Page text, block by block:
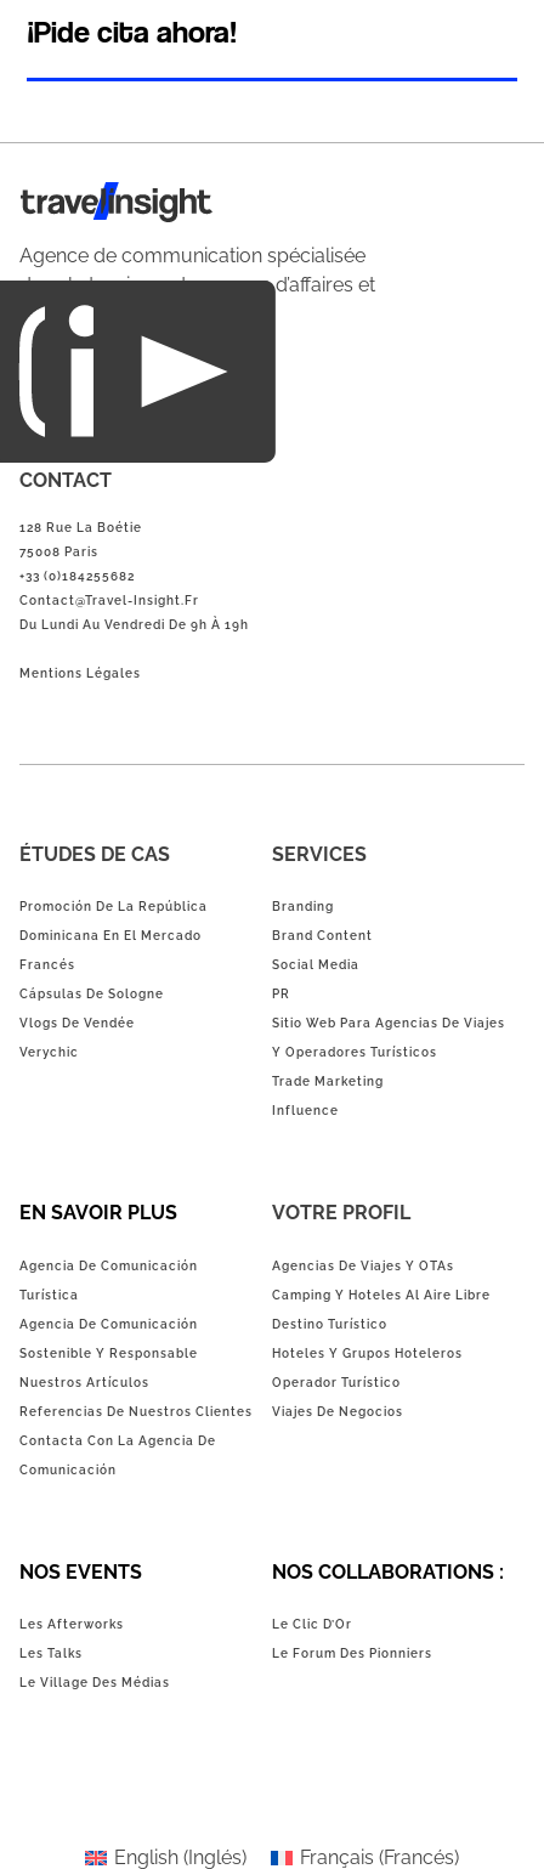
¡Pide cita ahora!
Travel Insight
Agence de communication spécialisée
dans le tourisme du voyage d’affaires et
du loisirs.
CONTACT
128 Rue La Boétie
75008 Paris
+33 (0)184255682
Contact@Travel-Insight.fr
Du Lundi Au Vendredi De 9h À 19h
Mentions Légales
ÉTUDES DE CAS
Promoción De La República
Dominicana En El Mercado
Francés
Cápsulas De Sologne
Vlogs De Vendée
Verychic
SERVICES
Branding
Brand Content
Social Media
PR
Sitio Web Para Agencias De Viajes
Y Operadores Turísticos
Trade Marketing
Influence
EN SAVOIR PLUS
Agencia De Comunicación
Turística
Agencia De Comunicación
Sostenible Y Responsable
Nuestros Artículos
Referencias De Nuestros Clientes
Contacta Con La Agencia De
Comunicación
VOTRE PROFIL
Agencias De Viajes Y OTAs
Camping Y Hoteles Al Aire Libre
Destino Turístico
Hoteles Y Grupos Hoteleros
Operador Turístico
Viajes De Negocios
NOS EVENTS
Les Afterworks
Les Talks
Le Village Des Médias
NOS COLLABORATIONS :
Le Clic D’Or
Le Forum Des Pionniers
English (Inglés) Français (Francés)